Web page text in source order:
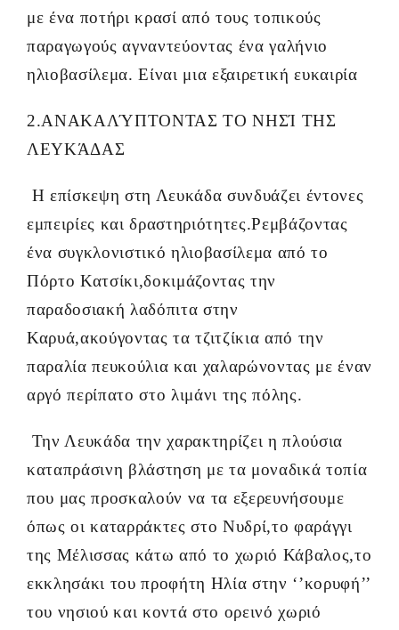
με ένα ποτήρι κρασί από τους τοπικούς
παραγωγούς αγναντεύοντας ένα γαλήνιο
ηλιοβασίλεμα. Είναι μια εξαιρετική ευκαιρία
2.ΑΝΑΚΑΛΎΠΤΟΝΤΑΣ ΤΟ ΝΗΣΊ ΤΗΣ
ΛΕΥΚΆΔΑΣ
Η επίσκεψη στη Λευκάδα συνδυάζει έντονες
εμπειρίες και δραστηριότητες.Ρεμβάζοντας
ένα συγκλονιστικό ηλιοβασίλεμα από το
Πόρτο Κατσίκι,δοκιμάζοντας την
παραδοσιακή λαδόπιτα στην
Καρυά,ακούγοντας τα τζιτζίκια από την
παραλία πευκούλια και χαλαρώνοντας με έναν
αργό περίπατο στο λιμάνι της πόλης.
Την Λευκάδα την χαρακτηρίζει η πλούσια
καταπράσινη βλάστηση με τα μοναδικά τοπία
που μας προσκαλούν να τα εξερευνήσουμε
όπως οι καταρράκτες στο Νυδρί,το φαράγγι
της Μέλισσας κάτω από το χωριό Κάβαλος,το
εκκλησάκι του προφήτη Ηλία στην ‘’κορυφή’’
του νησιού και κοντά στο ορεινό χωριό